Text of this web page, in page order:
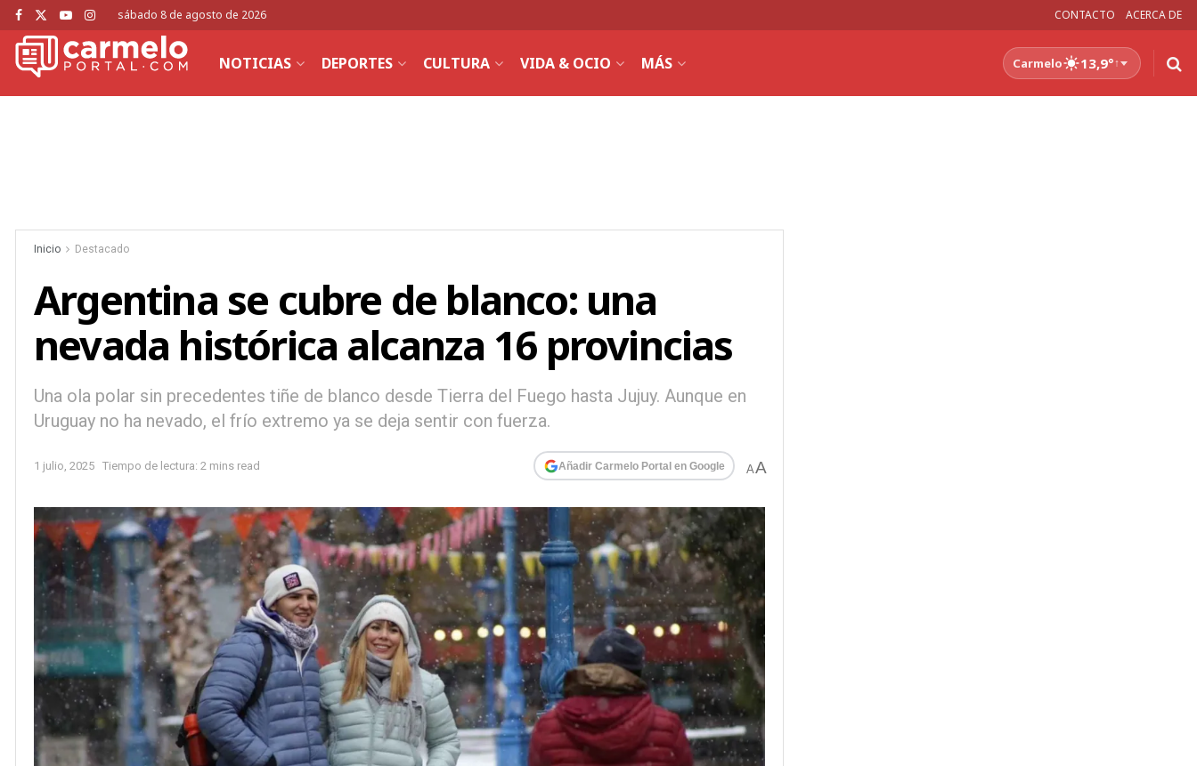
sábado 8 de agosto de 2026 CONTACTO ACERCA DE
NOTICIAS DEPORTES CULTURA VIDA & OCIO MÁS Carmelo 13,9°↑
Inicio Destacado
Argentina se cubre de blanco: una
nevada histórica alcanza 16 provincias
Una ola polar sin precedentes tiñe de blanco desde Tierra del Fuego hasta Jujuy. Aunque en
Uruguay no ha nevado, el frío extremo ya se deja sentir con fuerza.
1 julio, 2025 Tiempo de lectura: 2 mins read Añadir Carmelo Portal en Google AA